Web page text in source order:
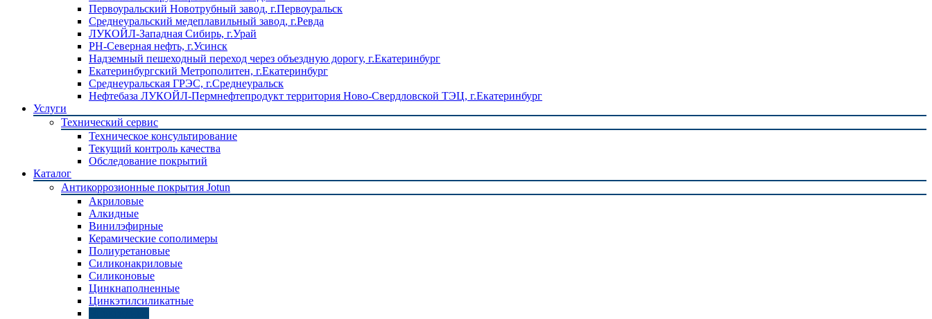
Первоуральский Новотрубный завод, г.Первоуральск
Среднеуральский медеплавильный завод, г.Ревда
ЛУКОЙЛ-Западная Сибирь, г.Урай
РН-Северная нефть, г.Усинск
Надземный пешеходный переход через объездную дорогу, г.Екатеринбург
Екатеринбургский Метрополитен, г.Екатеринбург
Среднеуральская ГРЭС, г.Среднеуральск
Нефтебаза ЛУКОЙЛ-Пермнефтепродукт территория Ново-Свердловской ТЭЦ, г.Екатеринбург
Услуги
Технический сервис
Техническое консультирование
Текущий контроль качества
Обследование покрытий
Каталог
Антикоррозионные покрытия Jotun
Акриловые
Алкидные
Винилэфирные
Керамические сополимеры
Полиуретановые
Силиконакриловые
Силиконовые
Цинкнаполненные
Цинкэтилсиликатные